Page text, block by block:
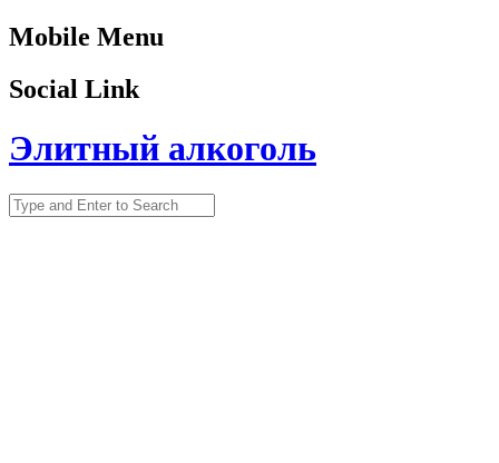
Mobile Menu
Social Link
Элитный алкоголь